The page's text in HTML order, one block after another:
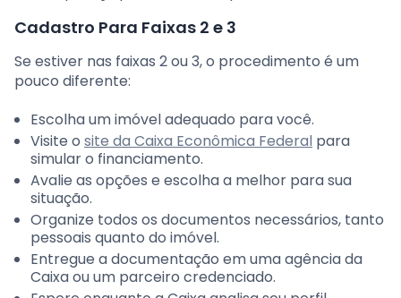
Cadastro Para Faixas 2 e 3
Se estiver nas faixas 2 ou 3, o procedimento é um
pouco diferente:
Escolha um imóvel adequado para você.
Visite o site da Caixa Econômica Federal para
simular o financiamento.
Avalie as opções e escolha a melhor para sua
situação.
Organize todos os documentos necessários, tanto
pessoais quanto do imóvel.
Entregue a documentação em uma agência da
Caixa ou um parceiro credenciado.